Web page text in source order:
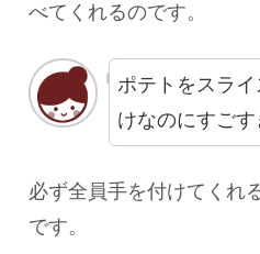
べてくれるのです。
ポテトをスラ
けなのにすごす
必ず全員手を付けてくれ
です。